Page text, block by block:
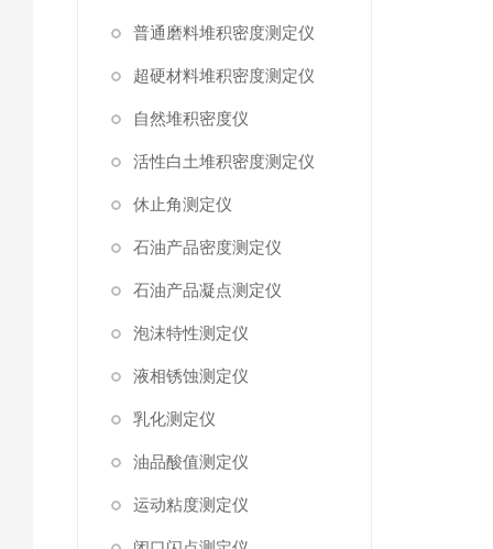
普通磨料堆积密度测定仪
超硬材料堆积密度测定仪
自然堆积密度仪
活性白土堆积密度测定仪
休止角测定仪
石油产品密度测定仪
石油产品凝点测定仪
泡沫特性测定仪
液相锈蚀测定仪
乳化测定仪
油品酸值测定仪
运动粘度测定仪